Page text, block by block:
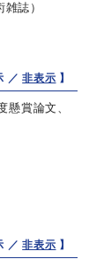
誌）
／非表示 】
懸賞論文、
／非表示 】